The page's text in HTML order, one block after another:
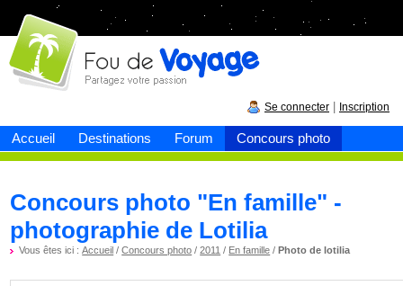
Accueil Destinations Forum Concours photo
Fou devoyage
Se connecter Inscription
Concours photo "En famille" -
photographie de Lotilia
Vous êtes ici :Accueil /Concours photo /2011 / En famille /Photo de lotilia